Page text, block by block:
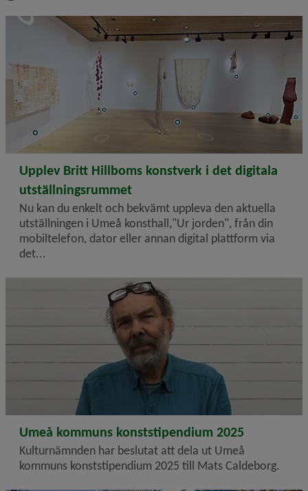
2026-01-21
Upplev Britt Hillboms konstverk i det digitala
utställningsrummet
Nu kan du enkelt och bekvämt uppleva den aktuella
utställningen i Umeå konsthall,"Ur jorden", från din
mobiltelefon, dator eller annan digital plattform via
det...
2026-01-21
Umeå kommuns konststipendium 2025
Kulturnämnden har beslutat att dela ut Umeå
kommuns konststipendium 2025 till Mats Caldeborg.